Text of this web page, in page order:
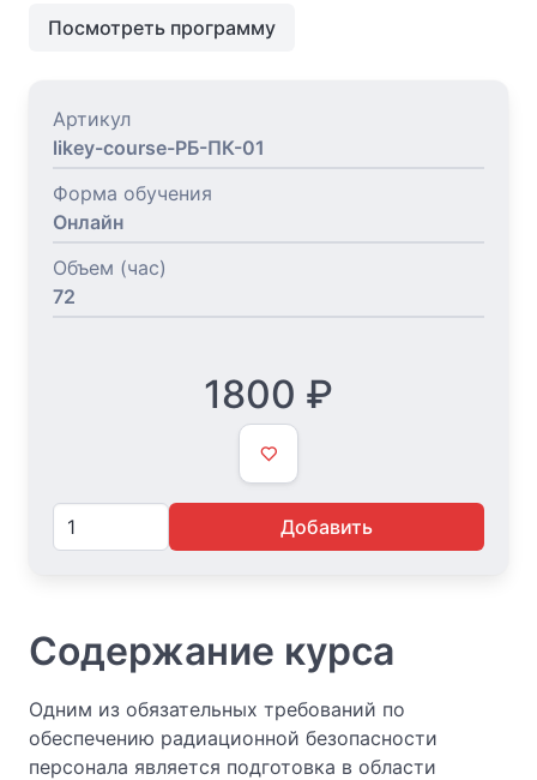
Посмотреть программу
Артикул
likey-course-РБ-ПК-01
Форма обучения
Онлайн
Объем (час)
72
1800 ₽
Добавить
Содержание курса
Одним из обязательных требований по
обеспечению радиационной безопасности
персонала является подготовка в области